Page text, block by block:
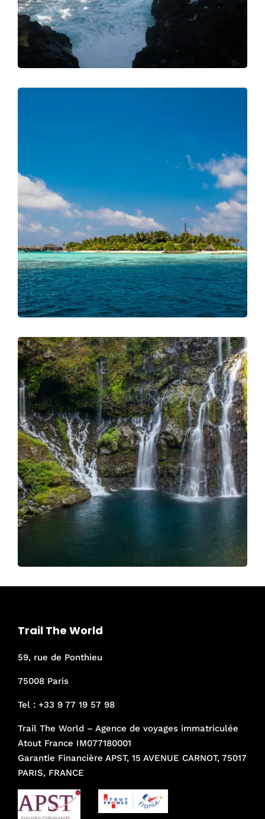
Trail The World
59, rue de Ponthieu
75008 Paris
Tel : +33 9 77 19 57 98
Trail The World – Agence de voyages immatriculée
Atout France IM077180001
Garantie Financière APST, 15 AVENUE CARNOT, 75017
PARIS, FRANCE